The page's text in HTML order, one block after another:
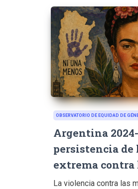
OBSERVATORIO DE EQUIDAD DE
Argentina
persistencia
extrema contra
La violencia contra las